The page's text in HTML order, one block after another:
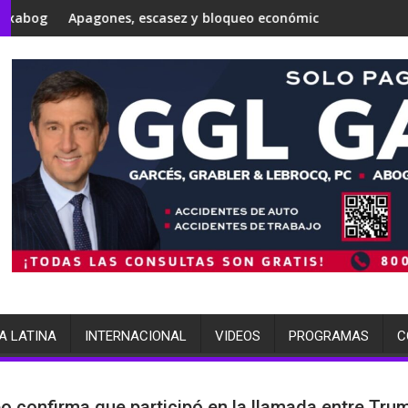
'gota a gota'
del presidente Donald Trump, Todd Blanche, como
escasez y bloqueo económico, las razones por las
Japón
LATINA INTERNACIONAL VIDEOS PROGRAMAS